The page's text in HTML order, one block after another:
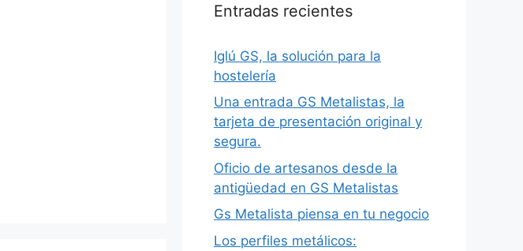
Entradas recientes
Iglú GS, la solución para la
hostelería
Una entrada GS Metalistas, la
tarjeta de presentación original y
segura.
Oficio de artesanos desde la
antigüedad en GS Metalistas
Gs Metalista piensa en tu negocio
Los perfiles metálicos: